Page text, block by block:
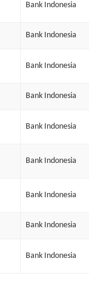
Bank Indonesia
Bank Indonesia
Bank Indonesia
Bank Indonesia
Bank Indonesia
Bank Indonesia
Bank Indonesia
Bank Indonesia
Bank Indonesia